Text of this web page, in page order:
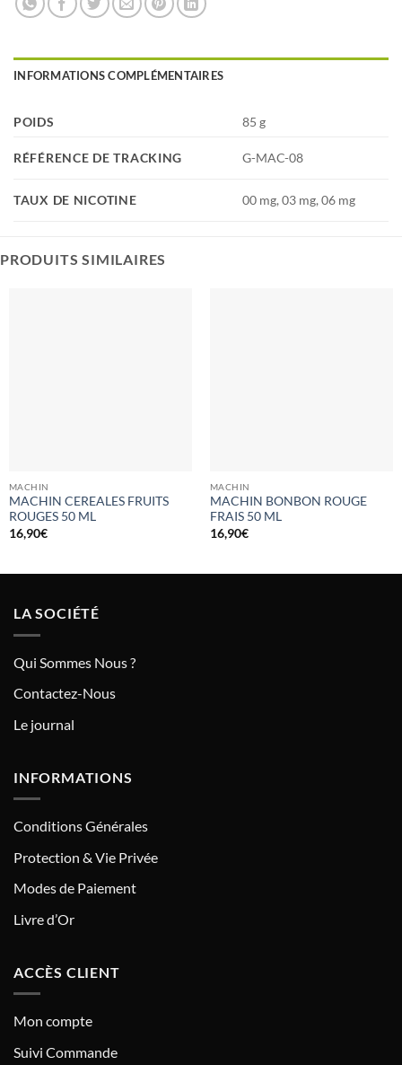
INFORMATIONS COMPLÉMENTAIRES
POIDS 85 g
RÉFÉRENCE DE TRACKING G-MAC-08
TAUX DE NICOTINE 00 mg, 03 mg, 06 mg
PRODUITS SIMILAIRES
MACHIN
MACHIN CEREALES FRUITS
ROUGES 50 ML
16,90€
MACHIN
MACHIN BONBON ROUGE
FRAIS 50 ML
16,90€
LA SOCIÉTÉ
Qui Sommes Nous ?
Contactez-Nous
Le journal
INFORMATIONS
Conditions Générales
Protection & Vie Privée
Modes de Paiement
Livre d’Or
ACCÈS CLIENT
Mon compte
Suivi Commande